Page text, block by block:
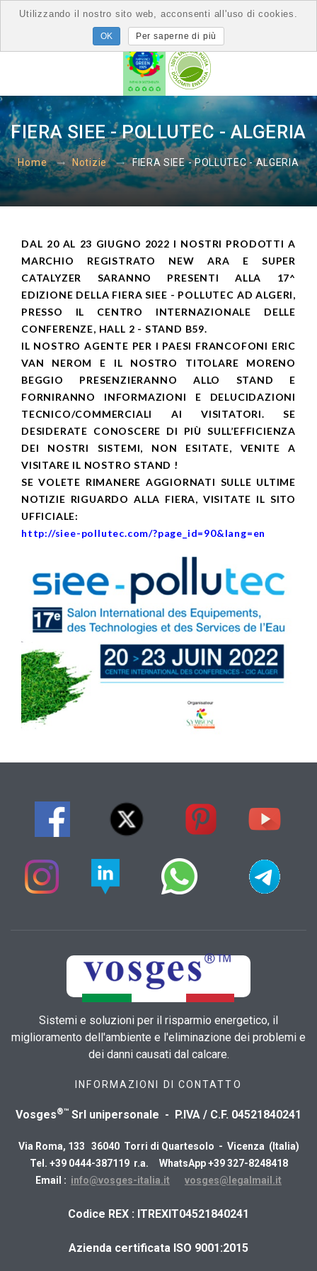
FIERA SIEE - POLLUTEC - ALGERIA
Home Notizie FIERA SIEE - POLLUTEC - ALGERIA
DAL 20 AL 23 GIUGNO 2022 I NOSTRI PRODOTTI A
MARCHIO REGISTRATO NEW ARA E SUPER
CATALYZER SARANNO PRESENTI ALLA 17^
EDIZIONE DELLA FIERA SIEE - POLLUTEC AD ALGERI,
PRESSO IL CENTRO INTERNAZIONALE DELLE
CONFERENZE, HALL 2 - STAND B59.
IL NOSTRO AGENTE PER I PAESI FRANCOFONI ERIC
VAN NEROM E IL NOSTRO TITOLARE MORENO
BEGGIO PRESENZIERANNO ALLO STAND E
FORNIRANNO INFORMAZIONI E DELUCIDAZIONI
TECNICO/COMMERCIALI AI VISITATORI. SE
DESIDERATE CONOSCERE DI PIÙ SULL’EFFICIENZA
DEI NOSTRI SISTEMI, NON ESITATE, VENITE A
VISITARE IL NOSTRO STAND !
SE VOLETE RIMANERE AGGIORNATI SULLE ULTIME
NOTIZIE RIGUARDO ALLA FIERA, VISITATE IL SITO
UFFICIALE:
http://siee-pollutec.com/?page_id=90&lang=en
Sistemi e soluzioni per il risparmio energetico, il
miglioramento dell'ambiente e l'eliminazione dei problemi e
dei danni causati dal calcare.
INFORMAZIONI DI CONTATTO
Vosges®™ Srl unipersonale - P.IVA / C.F. 04521840241
Via Roma, 133 36040 Torri di Quartesolo - Vicenza (Italia)
Tel. +39 0444-387119 r.a. WhatsApp +39 327-8248418
Email : info@vosges-italia.it vosges@legalmail.it
​Codice REX : ITREXIT04521840241
Azienda certificata ISO 9001:2015
Utilizzando il nostro sito web, acconsenti all'uso di cookies.
Per saperne di più